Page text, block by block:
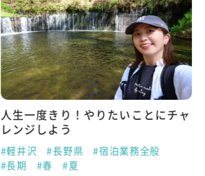
人生一度きり！やりたいことにチャ
レンジしよう
#軽井沢 #長野県
#宿泊業務全般
#長期
#春 #夏